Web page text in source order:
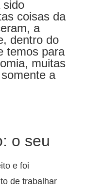
sido
coisas da
a
dentro do
temos para
muitas
a
o seu
e foi
de trabalhar